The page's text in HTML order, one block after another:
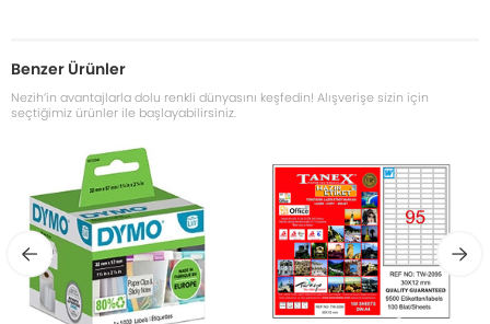
Benzer Ürünler
Nezih’in avantajlarla dolu renkli dünyasını keşfedin! Alışverişe sizin için
seçtiğimiz ürünler ile başlayabilirsiniz.